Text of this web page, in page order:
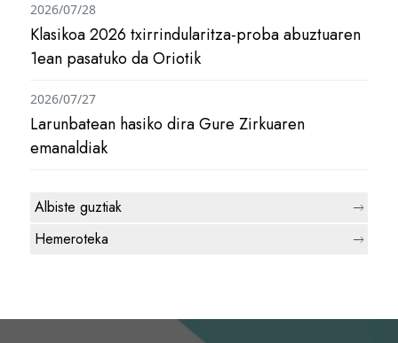
Klasikoa 2026 txirrindularitza-proba abuztuaren
1ean pasatuko da Oriotik
2026/07/28
Larunbatean hasiko dira Gure Zirkuaren
emanaldiak
2026/07/27
Albiste guztiak
Hemeroteka